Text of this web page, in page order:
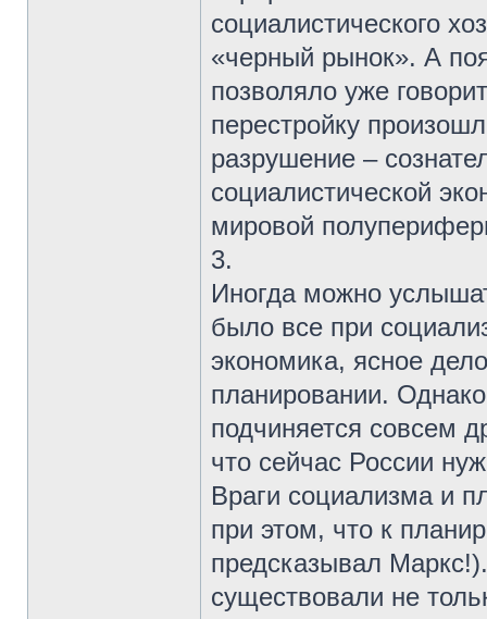
социалистического
«черный рынок». А
позволяло уже
перестройку
разрушение –
социалистической
мировой
3.
Иногда можно
было все при
экономика, ясное
планировании.
подчиняется совсем
что сейчас России
Враги социализма и
при этом, что к
предсказывал
существовали не